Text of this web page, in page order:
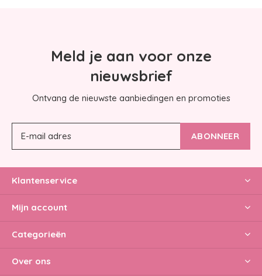
Meld je aan voor onze
nieuwsbrief
Ontvang de nieuwste aanbiedingen en promoties
ABONNEER
Klantenservice
Mijn account
Categorieën
Over ons